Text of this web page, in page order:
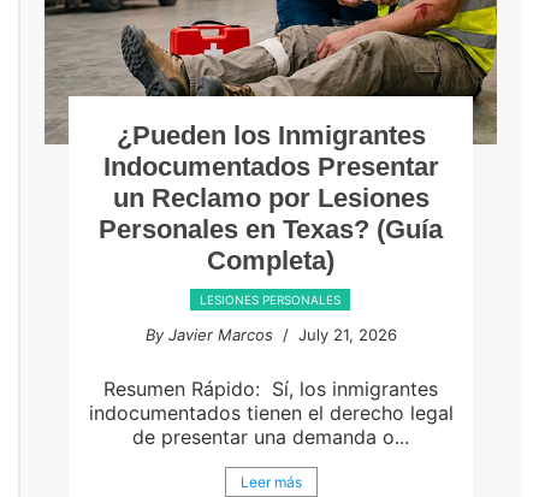
¿Pueden los Inmigrantes
Indocumentados Presentar
un Reclamo por Lesiones
Personales en Texas? (Guía
Completa)
LESIONES PERSONALES
By Javier Marcos/ July 21, 2026
Resumen Rápido: Sí, los inmigrantes
indocumentados tienen el derecho legal
de presentar una demanda o...
Leer más